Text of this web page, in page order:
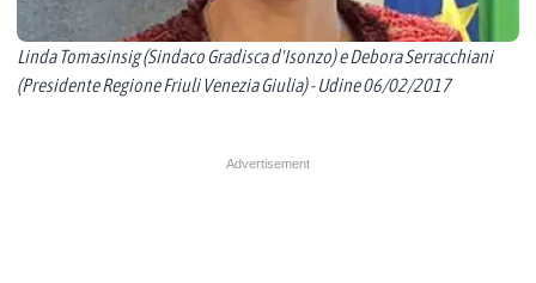
Linda Tomasinsig (Sindaco Gradisca d'Isonzo) e Debora Serracchiani
(Presidente Regione Friuli Venezia Giulia) - Udine 06/02/2017